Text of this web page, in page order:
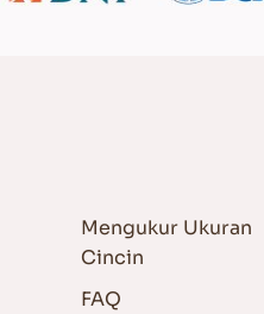
Mengukur Ukuran
Cincin
FAQ